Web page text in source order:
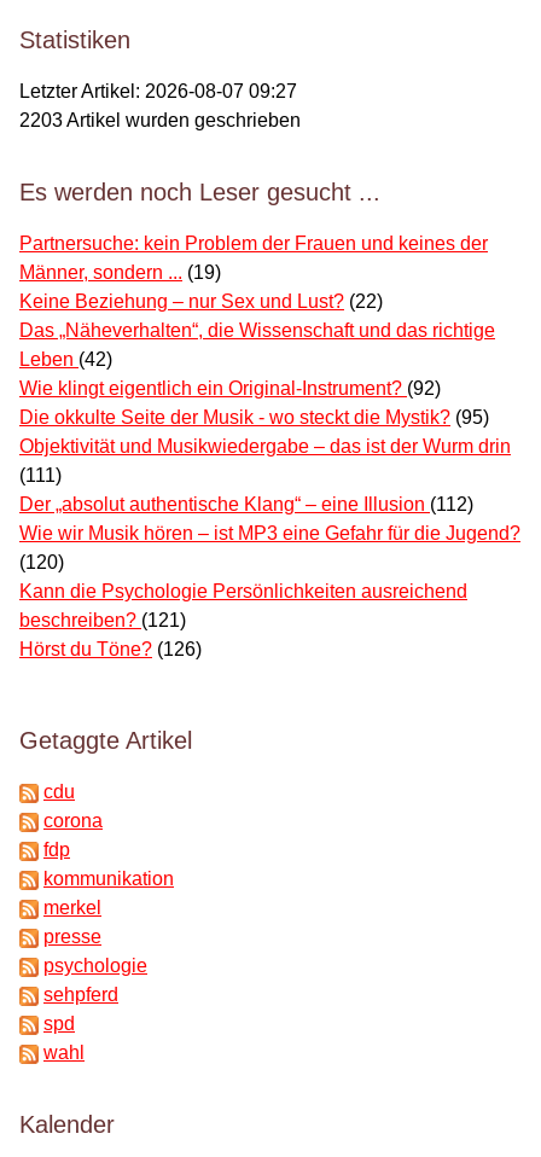
Statistiken
Letzter Artikel: 2026-08-07 09:27
2203Artikel wurden geschrieben
Es werden noch Leser gesucht ...
Partnersuche: kein Problem der Frauen und keines der
Männer, sondern ... (19)
Keine Beziehung – nur Sex und Lust? (22)
Das „Näheverhalten“, die Wissenschaft und das richtige
Leben (42)
Wie klingt eigentlich ein Original-Instrument? (92)
Die okkulte Seite der Musik - wo steckt die Mystik? (95)
Objektivität und Musikwiedergabe – das ist der Wurm drin
(111)
Der „absolut authentische Klang“ – eine Illusion (112)
Wie wir Musik hören – ist MP3 eine Gefahr für die Jugend?
(120)
Kann die Psychologie Persönlichkeiten ausreichend
beschreiben? (121)
Hörst du Töne? (126)
Getaggte Artikel
cdu
corona
fdp
kommunikation
merkel
presse
psychologie
sehpferd
spd
wahl
Kalender